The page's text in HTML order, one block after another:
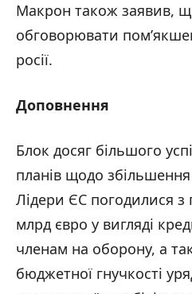
Макрон також заявив,
обговорювати
росії.
Доповнення
Блок досяг більшого
планів щодо
Лідери ЄС погодилися з
млрд євро у вигляді
членам на оборону, а
бюджетної гнучкості